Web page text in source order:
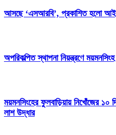
আসছে ‘এসআরবি’, প্রকাশিত হলো
অপরিকল্পিত স্থাপনা নিয়ন্ত্রণে
ময়মনসিংহের ফুলবাড়িয়ায় নিখোঁজের ১০
লাশ উদ্ধার